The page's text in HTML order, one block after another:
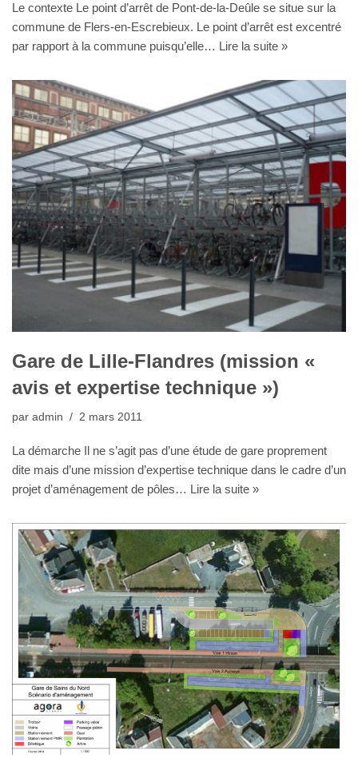
Le contexte Le point d’arrêt de Pont-de-la-Deûle se situe sur la
commune de Flers-en-Escrebieux. Le point d’arrêt est excentré
par rapport à la commune puisqu’elle… Lire la suite »
Gare de Lille-Flandres (mission «
avis et expertise technique »)
par admin 2 mars 2011
La démarche Il ne s’agit pas d’une étude de gare proprement
dite mais d’une mission d’expertise technique dans le cadre d’un
projet d’aménagement de pôles… Lire la suite »